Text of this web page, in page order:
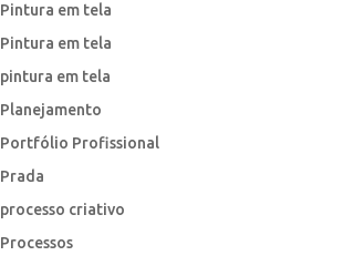
Pintura em tela
Pintura em tela
pintura em tela
Planejamento
Portfólio Profissional
Prada
processo criativo
Processos